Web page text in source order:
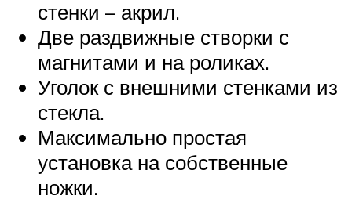
стенки – акрил.
Две раздвижные створки с
магнитами и на роликах.
Уголок с внешними стенками из
стекла.
Максимально простая
установка на собственные
ножки.